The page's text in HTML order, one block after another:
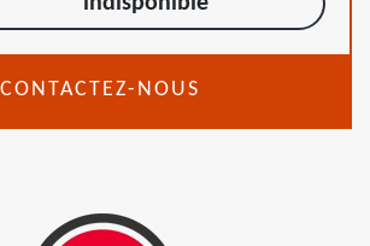
CONTACTEZ-NOUS